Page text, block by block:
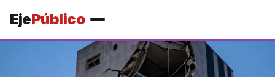
EjePúblico